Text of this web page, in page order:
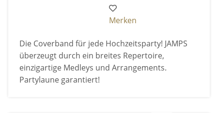
Merken
Die Coverband für jede Hochzeitsparty! JAMPS
überzeugt durch ein breites Repertoire,
einzigartige Medleys und Arrangements.
Partylaune garantiert!